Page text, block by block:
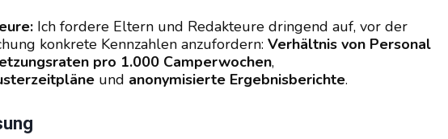
Ich fordere Eltern und Redakteure dringend auf, vor der
konkrete Kennzahlen anzufordern: Verhältnis von Personal
pro 1.000 Camperwochen,
und anonymisierte Ergebnisberichte.